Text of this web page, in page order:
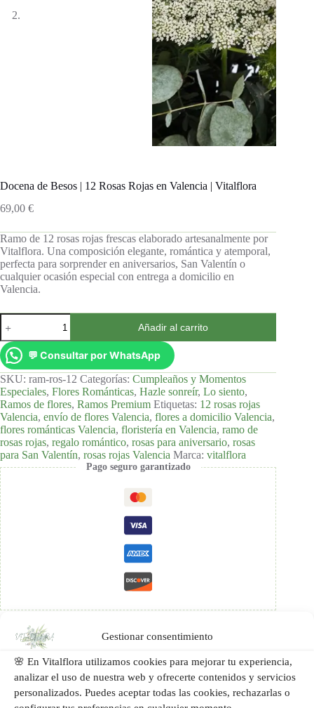
Gestionar consentimiento
🌸 En Vitalflora utilizamos cookies para mejorar tu experiencia,
analizar el uso de nuestra web y ofrecerte contenidos y servicios
personalizados. Puedes aceptar todas las cookies, rechazarlas o
Docena de Besos | 12 Rosas Rojas en Valencia | Vitalflora
69,00 €
Ramo de 12 rosas rojas frescas elaborado artesanalmente por
Vitalflora. Una composición elegante, romántica y atemporal,
perfecta para sorprender en aniversarios, San Valentín o
cualquier ocasión especial con entrega a domicilio en
Valencia.
Añadir al carrito
💬 Consultar por WhatsApp
SKU: ram-ros-12 Categorías: Cumpleaños y Momentos
Especiales, Flores Románticas, Hazle sonreír, Lo siento,
Ramos de flores, Ramos Premium Etiquetas: 12 rosas rojas
Valencia, envío de flores Valencia, flores a domicilio Valencia,
flores románticas Valencia, floristería en Valencia, ramo de
rosas rojas, regalo romántico, rosas para aniversario, rosas
para San Valentín, rosas rojas Valencia Marca: vitalflora
Pago seguro garantizado
Descripción